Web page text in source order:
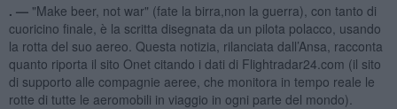
. — "Make beer, not war" (fate la birra,non la guerra), con tanto di
cuoricino finale, è la scritta disegnata da un pilota polacco, usando
la rotta del suo aereo. Questa notizia, rilanciata dall’Ansa, racconta
quanto riporta il sito Onet citando i dati di Flightradar24.com (il sito
di supporto alle compagnie aeree, che monitora in tempo reale le
rotte di tutte le aeromobili in viaggio in ogni parte del mondo).